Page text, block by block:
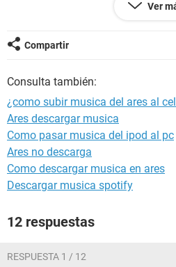
BESOS A LOS QUE ME
Y OTRO DATO EL VENDEDOR
LG SI SABEN QUE HAY QUE
Ver
Compartir
Consulta también:
¿como subir musica del ares al
Ares descargar musica
Como pasar musica del ipod al pc
Ares no descarga
Como descargar musica en ares
Descargar musica spotify
12 respuestas
RESPUESTA 1 / 12